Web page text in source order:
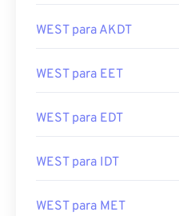
WEST para AKDT
WEST para EET
WEST para EDT
WEST para IDT
WEST para MET